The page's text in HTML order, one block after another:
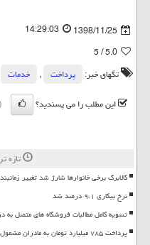
1398/11/25
14:29:03
5.0
/ 5
تگهای خبر:
پرداخت , خدمات
این مطلب را می پسندید؟
(1)
تازه
کالابرگ برخی خانوارها شارژ شد تغییر
نرخ بیکاری ۹،۱ درصد شد
تسویه کامل مطالبات فروشگاه های متصل به
پرداخت ۷۸۵ میلیارد تومان به مادران مشمول کارت امید مهر